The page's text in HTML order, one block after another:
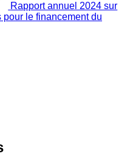
Rapport annuel 2024 sur
pour le financement du